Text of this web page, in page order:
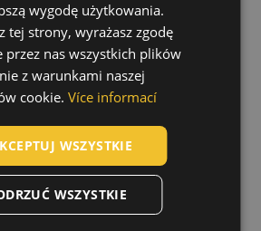
Cechy:
normalny cykl prania
HUNGARIAN
SLOVAK
DUTCH
LATVIAN
wygodę użytkowania.
tej strony, wyrażasz zgodę
przez nas wszystkich plików
z warunkami naszej
cookie. Více informací
WSZYSTKIE
WSZYSTKIE